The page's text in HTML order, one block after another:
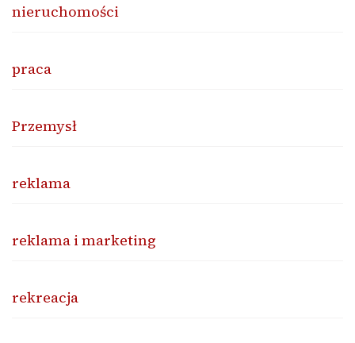
nieruchomości
praca
Przemysł
reklama
reklama i marketing
rekreacja